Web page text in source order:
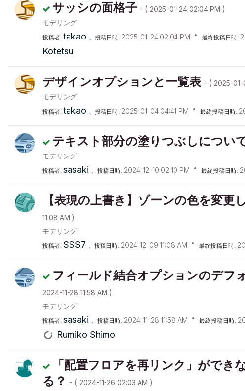
サッシの面格子 - ( ‎2025-01-24 02:04 PM )
モデリング
投稿者: takao 、投稿日時: ‎2025-01-24 02:04 PM 最終投稿日時:
Kotetsu
デザインオプションと一覧表 - ( ‎2025-01-
モデリング
投稿者: takao 、投稿日時: ‎2025-01-04 04:41 PM 最終投稿日時:
テキスト部分の塗りつぶしについ
モデリング
投稿者: sasaki 、投稿日時: ‎2024-12-10 02:10 PM 最終投稿日時:
【表現の上書き】ゾーンの色を変更
11:08 AM )
モデリング
投稿者: SSS7 、投稿日時: ‎2024-12-09 11:08 AM 最終投稿日時:
フィールド結合オプションのデフ
‎2024-11-28 11:58 AM )
モデリング
投稿者: sasaki 、投稿日時: ‎2024-11-28 11:58 AM 最終投稿日時:
Rumiko Shimo
「配置フロアを再リンク」ができ
る？ - ( ‎2024-11-26 02:03 AM )